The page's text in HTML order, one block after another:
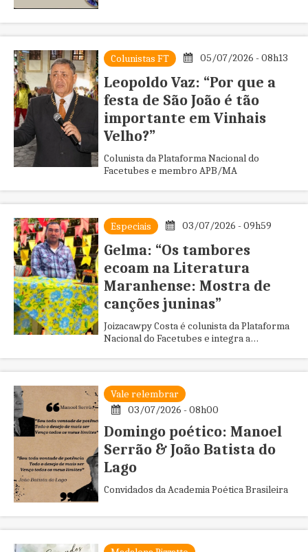
Colunistas FT 05/07/2026 - 08h13
Leopoldo Vaz: “Por que a
festa de São João é tão
importante em Vinhais
Velho?”
Colunista da Plataforma Nacional do
Facetubes e membro APB/MA
Especiais 03/07/2026 - 09h59
Gelma: “Os tambores
ecoam na Literatura
Maranhense: Mostra de
canções juninas”
Joizacawpy Costa é colunista da Plataforma
Nacional do Facetubes e integra a
Vale relembrar
03/07/2026 - 08h00
Domingo poético: Manoel
Serrão & João Batista do
Lago
Convidados da Academia Poética Brasileira